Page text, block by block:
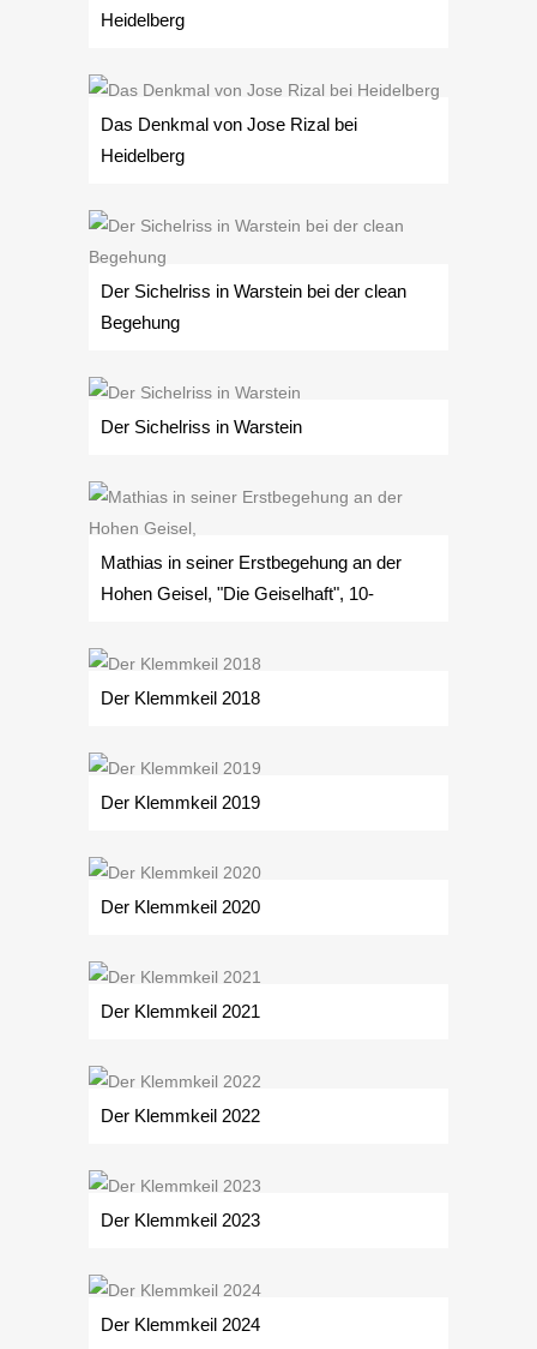
Heidelberg
Das Denkmal von Jose Rizal bei
Heidelberg
Der Sichelriss in Warstein bei der clean
Begehung
Der Sichelriss in Warstein
Mathias in seiner Erstbegehung an der
Hohen Geisel, "Die Geiselhaft", 10-
Der Klemmkeil 2018
Der Klemmkeil 2019
Der Klemmkeil 2020
Der Klemmkeil 2021
Der Klemmkeil 2022
Der Klemmkeil 2023
Der Klemmkeil 2024